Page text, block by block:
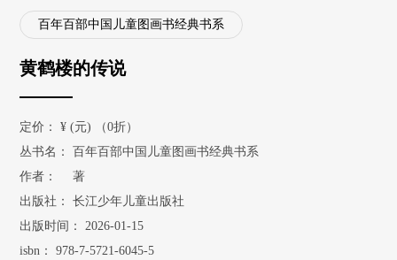
百年百部中国儿童图画书经典书系
黄鹤楼的传说
定价： ¥(元) （0折）
丛书名：
百年百部中国儿童图画书经典书系
作者：
著
出版社：
长江少年儿童出版社
出版时间：
2026-01-15
isbn：
978-7-5721-6045-5